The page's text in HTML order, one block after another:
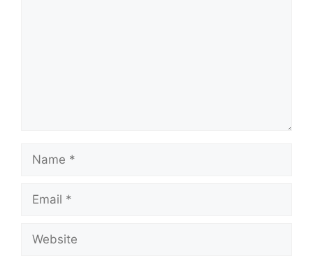
Name
Email
Website